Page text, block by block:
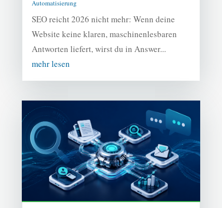
Automatisierung
SEO reicht 2026 nicht mehr: Wenn deine
Website keine klaren, maschinenlesbaren
Antworten liefert, wirst du in Answer...
mehr lesen